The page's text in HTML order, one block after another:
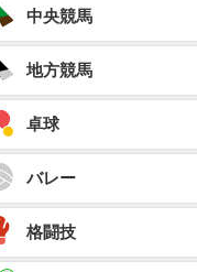
中央競馬
地方競馬
卓球
バレー
格闘技